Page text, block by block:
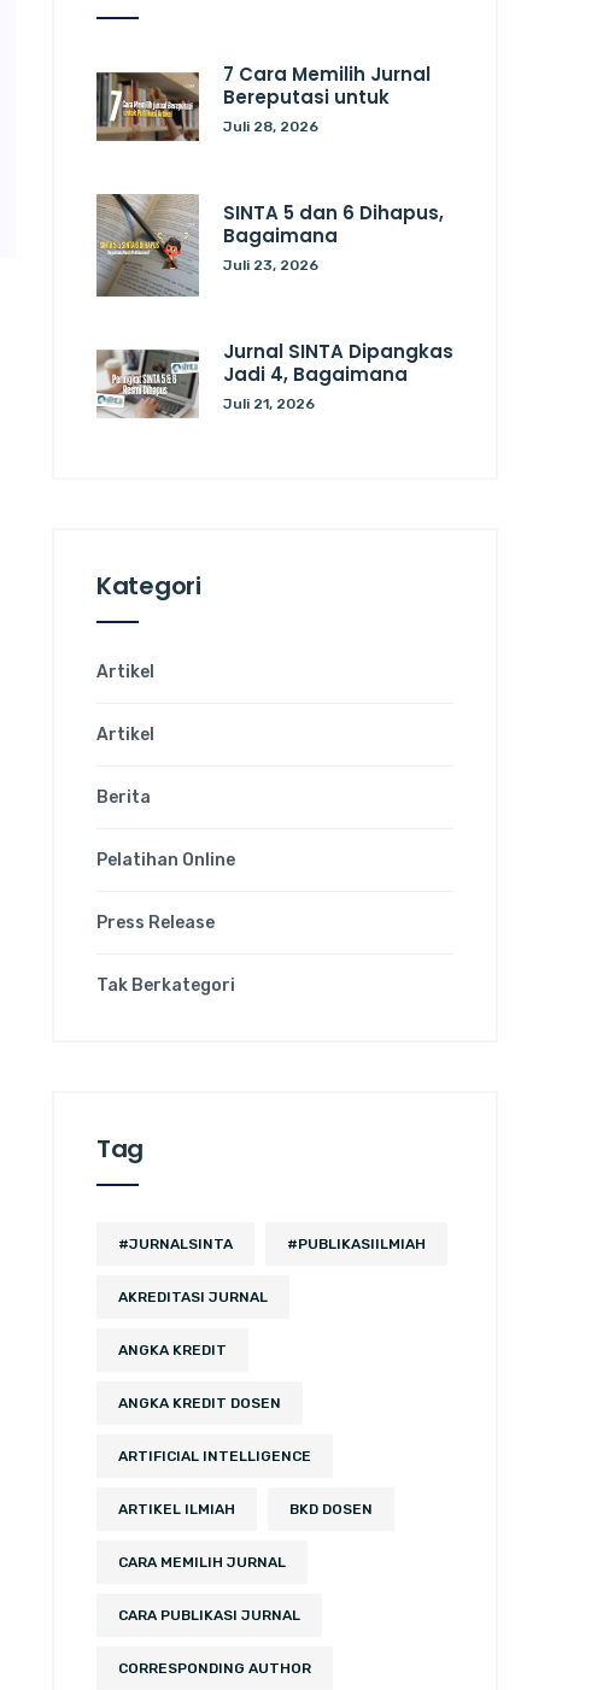
7 Cara Memilih Jurnal
Bereputasi untuk
Juli 28, 2026
SINTA 5 dan 6 Dihapus,
Bagaimana
Juli 23, 2026
Jurnal SINTA Dipangkas
Jadi 4, Bagaimana
Juli 21, 2026
Kategori
Artikel
Artikel
Berita
Pelatihan Online
Press Release
Tak Berkategori
Tag
#JURNALSINTA #PUBLIKASIILMIAH
AKREDITASI JURNAL
ANGKA KREDIT
ANGKA KREDIT DOSEN
ARTIFICIAL INTELLIGENCE
ARTIKEL ILMIAH BKD DOSEN
CARA MEMILIH JURNAL
CARA PUBLIKASI JURNAL
CORRESPONDING AUTHOR